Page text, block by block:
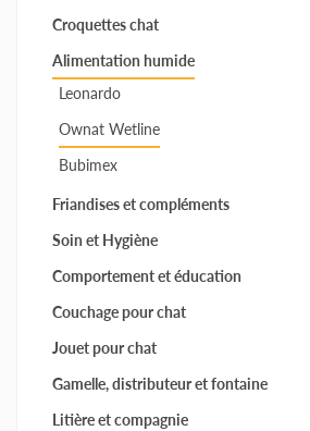
Croquettes chat
Alimentation humide
Leonardo
Ownat Wetline
Bubimex
Friandises et compléments
Soin et Hygiène
Comportement et éducation
Couchage pour chat
Jouet pour chat
Gamelle, distributeur et fontaine
Litière et compagnie